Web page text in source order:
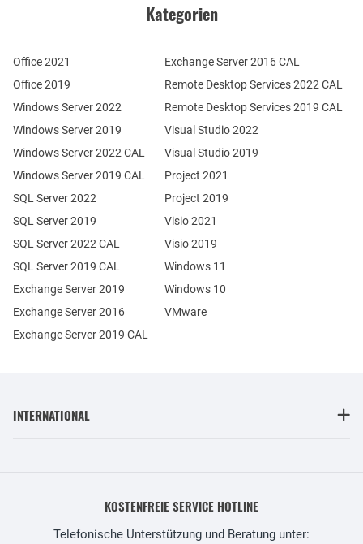
Kategorien
Office 2021
Office 2019
Windows Server 2022
Windows Server 2019
Exchange Server 2019
Exchange Server 2016
SQL Server 2022
SQL Server 2019
Windows Server 2022 CAL
Windows Server 2019 CAL
SQL Server 2022 CAL
SQL Server 2019 CAL
Remote Desktop Services 2022 CAL
Remote Desktop Services 2019 CAL
Exchange Server 2019 CAL
Exchange Server 2016 CAL
Visual Studio 2022
Visual Studio 2019
Project 2021
Project 2019
Visio 2021
Visio 2019
Windows 11
Windows 10
VMware
INTERNATIONAL
KOSTENFREIE SERVICE HOTLINE
Telefonische Unterstützung und Beratung unter: